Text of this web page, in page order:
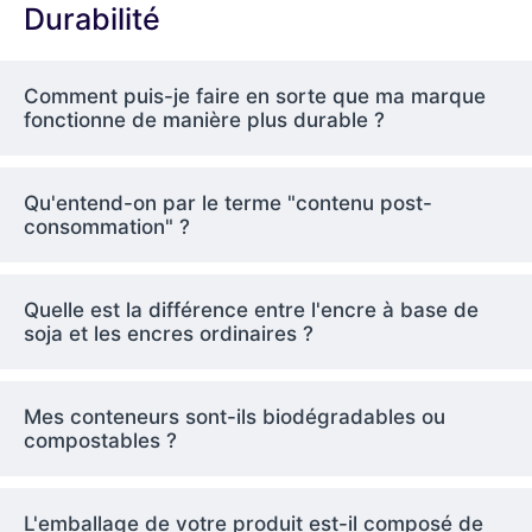
La durabilité au cœur
de l'emballage FP
- paquet par paquet
Nous pensons que l'avenir de l'emballage
responsabilité sociale et la promotion de la
circularité. C'est pourquoi BonitoPack a
chacun de nos gestes. Voici quelques-uns de
nos principaux objectifs :
Développer des alternatives d'emballage
Durabilité
Comment puis-je faire en sorte que ma marque
fonctionne de manière plus durable ?
Qu'entend-on par le terme "contenu post-
consommation" ?
Quelle est la différence entre l'encre à base de
soja et les encres ordinaires ?
Mes conteneurs sont-ils biodégradables ou
compostables ?
L'emballage de votre produit est-il composé de